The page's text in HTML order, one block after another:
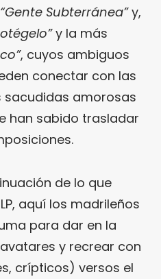
“Gente Subterránea”y,
y la más
, cuyos ambiguos
conectar con las
sacudidas amorosas
han sabido trasladar
de lo que
aquí los madrileños
para dar en la
y recrear con
crípticos) versos el